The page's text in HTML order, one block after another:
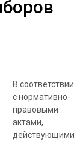
В соответствии
с нормативно-
правовыми
актами,
действующими